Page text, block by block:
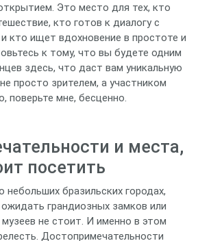
Это место для тех, кто
кто готов к диалогу с
кто ищет вдохновение в простоте и
к тому, что вы будете одним
здесь, что даст вам уникальную
просто зрителем, а участником
поверьте мне, бесценно.
и места,
посетить
небольших бразильских городах,
грандиозных замков или
не стоит. И именно в этом
Достопримечательности